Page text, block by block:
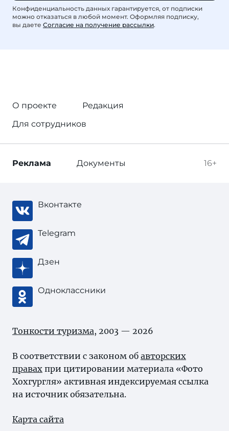
Конфиденциальность данных гарантируется, от подписки
можно отказаться в любой момент. Оформляя подписку,
вы даете Согласие на получение рассылки.
О проекте
Редакция
Для сотрудников
16+
Реклама Документы
Вконтакте
Telegram
Дзен
Одноклассники
Тонкости туризма, 2003 — 2026
В соответствии с законом об авторских
правах при цитировании материала «Фото
Хохгургля» активная индексируемая ссылка
на источник обязательна.
Карта сайта